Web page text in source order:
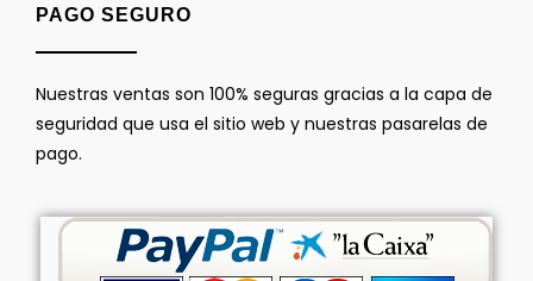
PAGO SEGURO
Nuestras ventas son 100% seguras gracias a la capa de
seguridad que usa el sitio web y nuestras pasarelas de
pago.